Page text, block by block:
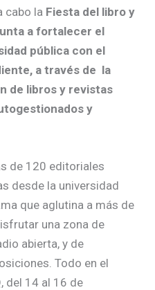
cabo la Fiesta del libro y
a fortalecer el
pública con el
a través de la
de libros y revistas
y
de 120 editoriales
desde la universidad
que aglutina a más de
una zona de
abierta, y de
Todo en el
del 14 al 16 de